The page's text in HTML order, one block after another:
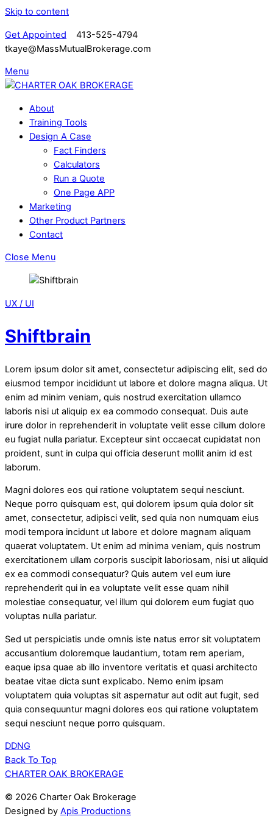
Skip to content
Get Appointed 413-525-4794
tkaye@MassMutualBrokerage.com
Menu
About
Training Tools
Design A Case
Fact Finders
Calculators
Run a Quote
One Page APP
Marketing
Other Product Partners
Contact
Close Menu
UX / UI
Shiftbrain
Lorem ipsum dolor sit amet, consectetur adipiscing elit, sed do
eiusmod tempor incididunt ut labore et dolore magna aliqua. Ut
enim ad minim veniam, quis nostrud exercitation ullamco
laboris nisi ut aliquip ex ea commodo consequat. Duis aute
irure dolor in reprehenderit in voluptate velit esse cillum dolore
eu fugiat nulla pariatur. Excepteur sint occaecat cupidatat non
proident, sunt in culpa qui officia deserunt mollit anim id est
laborum.
Magni dolores eos qui ratione voluptatem sequi nesciunt.
Neque porro quisquam est, qui dolorem ipsum quia dolor sit
amet, consectetur, adipisci velit, sed quia non numquam eius
modi tempora incidunt ut labore et dolore magnam aliquam
quaerat voluptatem. Ut enim ad minima veniam, quis nostrum
exercitationem ullam corporis suscipit laboriosam, nisi ut aliquid
ex ea commodi consequatur? Quis autem vel eum iure
reprehenderit qui in ea voluptate velit esse quam nihil
molestiae consequatur, vel illum qui dolorem eum fugiat quo
voluptas nulla pariatur.
Sed ut perspiciatis unde omnis iste natus error sit voluptatem
accusantium doloremque laudantium, totam rem aperiam,
eaque ipsa quae ab illo inventore veritatis et quasi architecto
beatae vitae dicta sunt explicabo. Nemo enim ipsam
voluptatem quia voluptas sit aspernatur aut odit aut fugit, sed
quia consequuntur magni dolores eos qui ratione voluptatem
sequi nesciunt neque porro quisquam.
DDNG
Back To Top
CHARTER OAK BROKERAGE
© 2026 Charter Oak Brokerage
Designed by Apis Productions